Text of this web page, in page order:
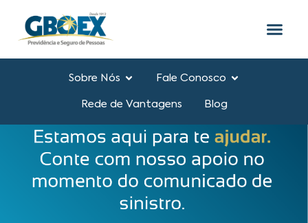
conteúdo
Sobre Nós Fale Conosco
Rede de Vantagens Blog